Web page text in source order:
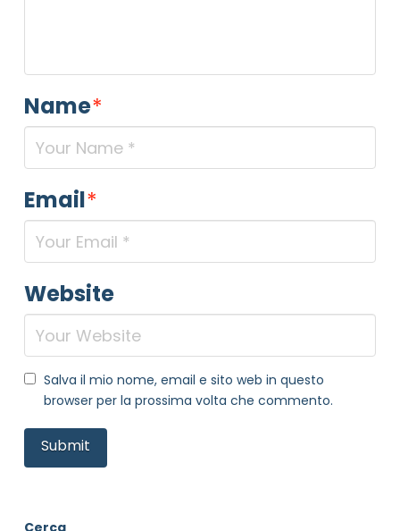
Name*
Email*
Website
Salva il mio nome, email e sito web in questo
browser per la prossima volta che commento.
Cerca
MAIL REFERENTE